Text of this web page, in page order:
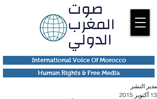
Human Rights & Free Media
International Voice Of Morocco
مدير النشر
13 أكتوبر 2015